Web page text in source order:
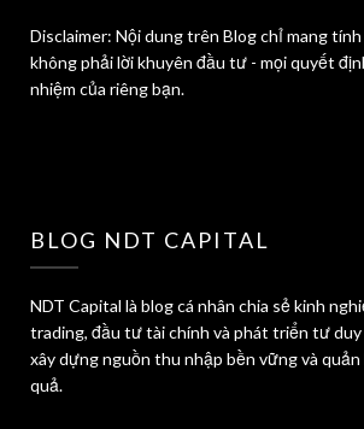
Disclaimer: Nội dung trên Blog chỉ mang tính
không phải lời khuyên đầu tư - mọi quyết
nhiệm của riêng bạn.
BLOG NDT CAPITAL
NDT Capital là blog cá nhân chia sẻ kinh
trading, đầu tư tài chính và phát triển tư duy
xây dựng nguồn thu nhập bền vững và quản
quả.